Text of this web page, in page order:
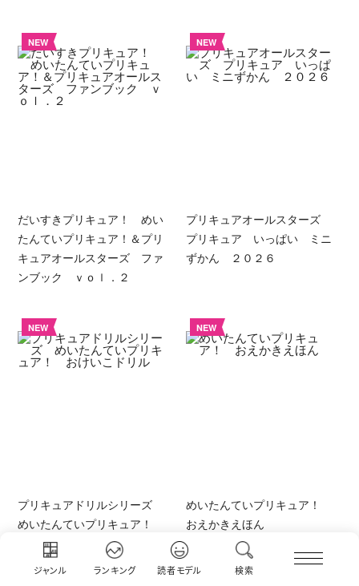
ジャンル ランキング 読者モデル 検索
NEW
だいすきプリキュア！ めい
たんていプリキュア！＆プリ
キュアオールスターズ ファ
ンブック ｖｏｌ．２
NEW
プリキュアオールスターズ
プリキュア いっぱい ミニ
ずかん ２０２６
NEW
プリキュアドリルシリーズ
めいたんていプリキュア！
おけいこドリル
NEW
めいたんていプリキュア！
おえかきえほん